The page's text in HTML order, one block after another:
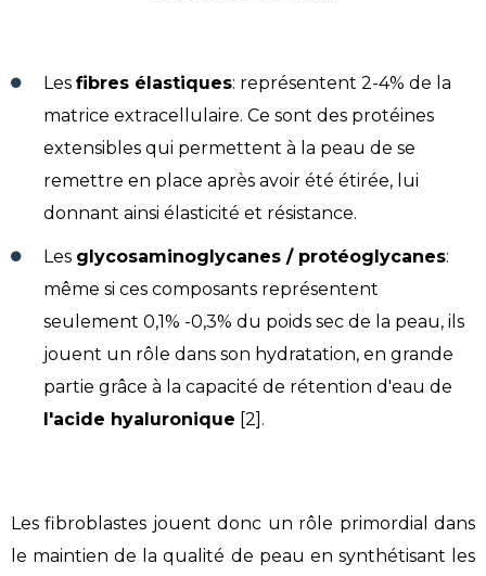
Les fibres élastiques: représentent 2-4% de la
matrice extracellulaire. Ce sont des protéines
extensibles qui permettent à la peau de se
remettre en place après avoir été étirée, lui
donnant ainsi élasticité et résistance.
Les glycosaminoglycanes / protéoglycanes:
même si ces composants représentent
seulement 0,1% -0,3% du poids sec de la peau, ils
jouent un rôle dans son hydratation, en grande
partie grâce à la capacité de rétention d'eau de
l'acide hyaluronique [2].
Les fibroblastes jouent donc un rôle primordial dans
le maintien de la qualité de peau en synthétisant les